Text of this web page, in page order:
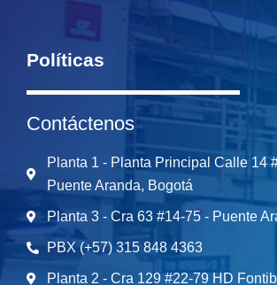
Políticas
Contáctenos
Planta 1 - Planta Principal Calle 14
Puente Aranda, Bogotá
Planta 3 - Cra 63 #14-75 - Puente
PBX (+57) 315 848 4363
Planta 2 - Cra 129 #22-79 HD